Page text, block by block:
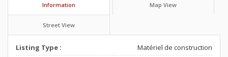
Information Map View
Street View
Listing Type :
Matériel de construction